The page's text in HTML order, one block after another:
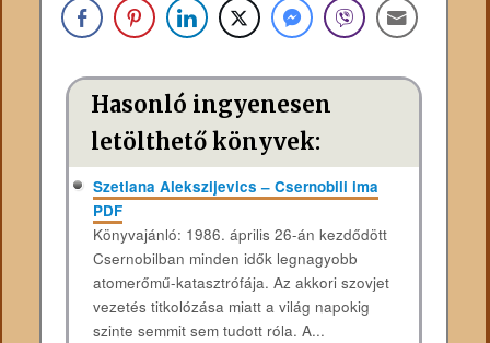
Hasonló ingyenesen
letölthető könyvek:
Szetlana Alekszijevics – Csernobili ima
PDF
Könyvajánló: 1986. ​​április 26-án kezdődött
Csernobilban minden idők legnagyobb
atomerőmű-katasztrófája. Az akkori szovjet
vezetés titkolózása miatt a világ napokig
szinte semmit sem tudott róla. A...